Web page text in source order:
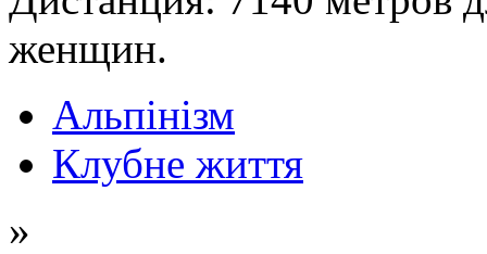
женщин.
Альпінізм
Клубне життя
»